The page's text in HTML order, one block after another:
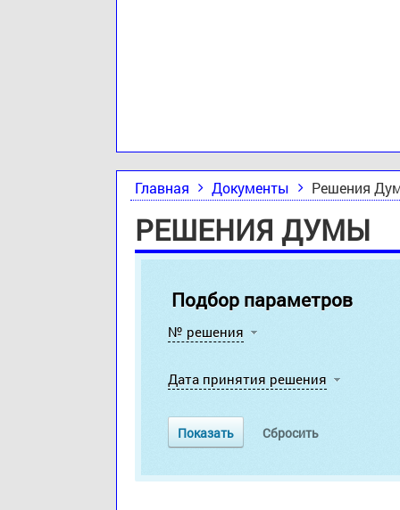
Главная Документы Решения
РЕШЕНИЯ ДУМЫ
Подбор параметров
№ решения
Дата принятия решения